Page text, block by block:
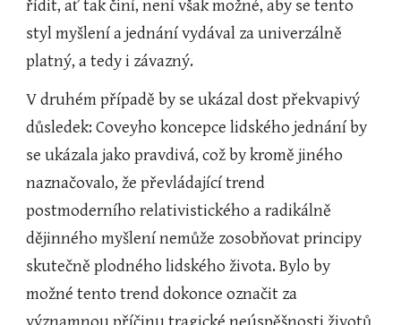
řídit, ať tak činí, není však možné, aby se tento
styl myšlení a jednání vydával za univerzálně
platný, a tedy i závazný.
V druhém případě by se ukázal dost překvapivý
důsledek: Coveyho koncepce lidského jednání by
se ukázala jako pravdivá, což by kromě jiného
naznačovalo, že převládající trend
postmoderního relativistického a radikálně
dějinného myšlení nemůže zosobňovat principy
skutečně plodného lidského života. Bylo by
možné tento trend dokonce označit za